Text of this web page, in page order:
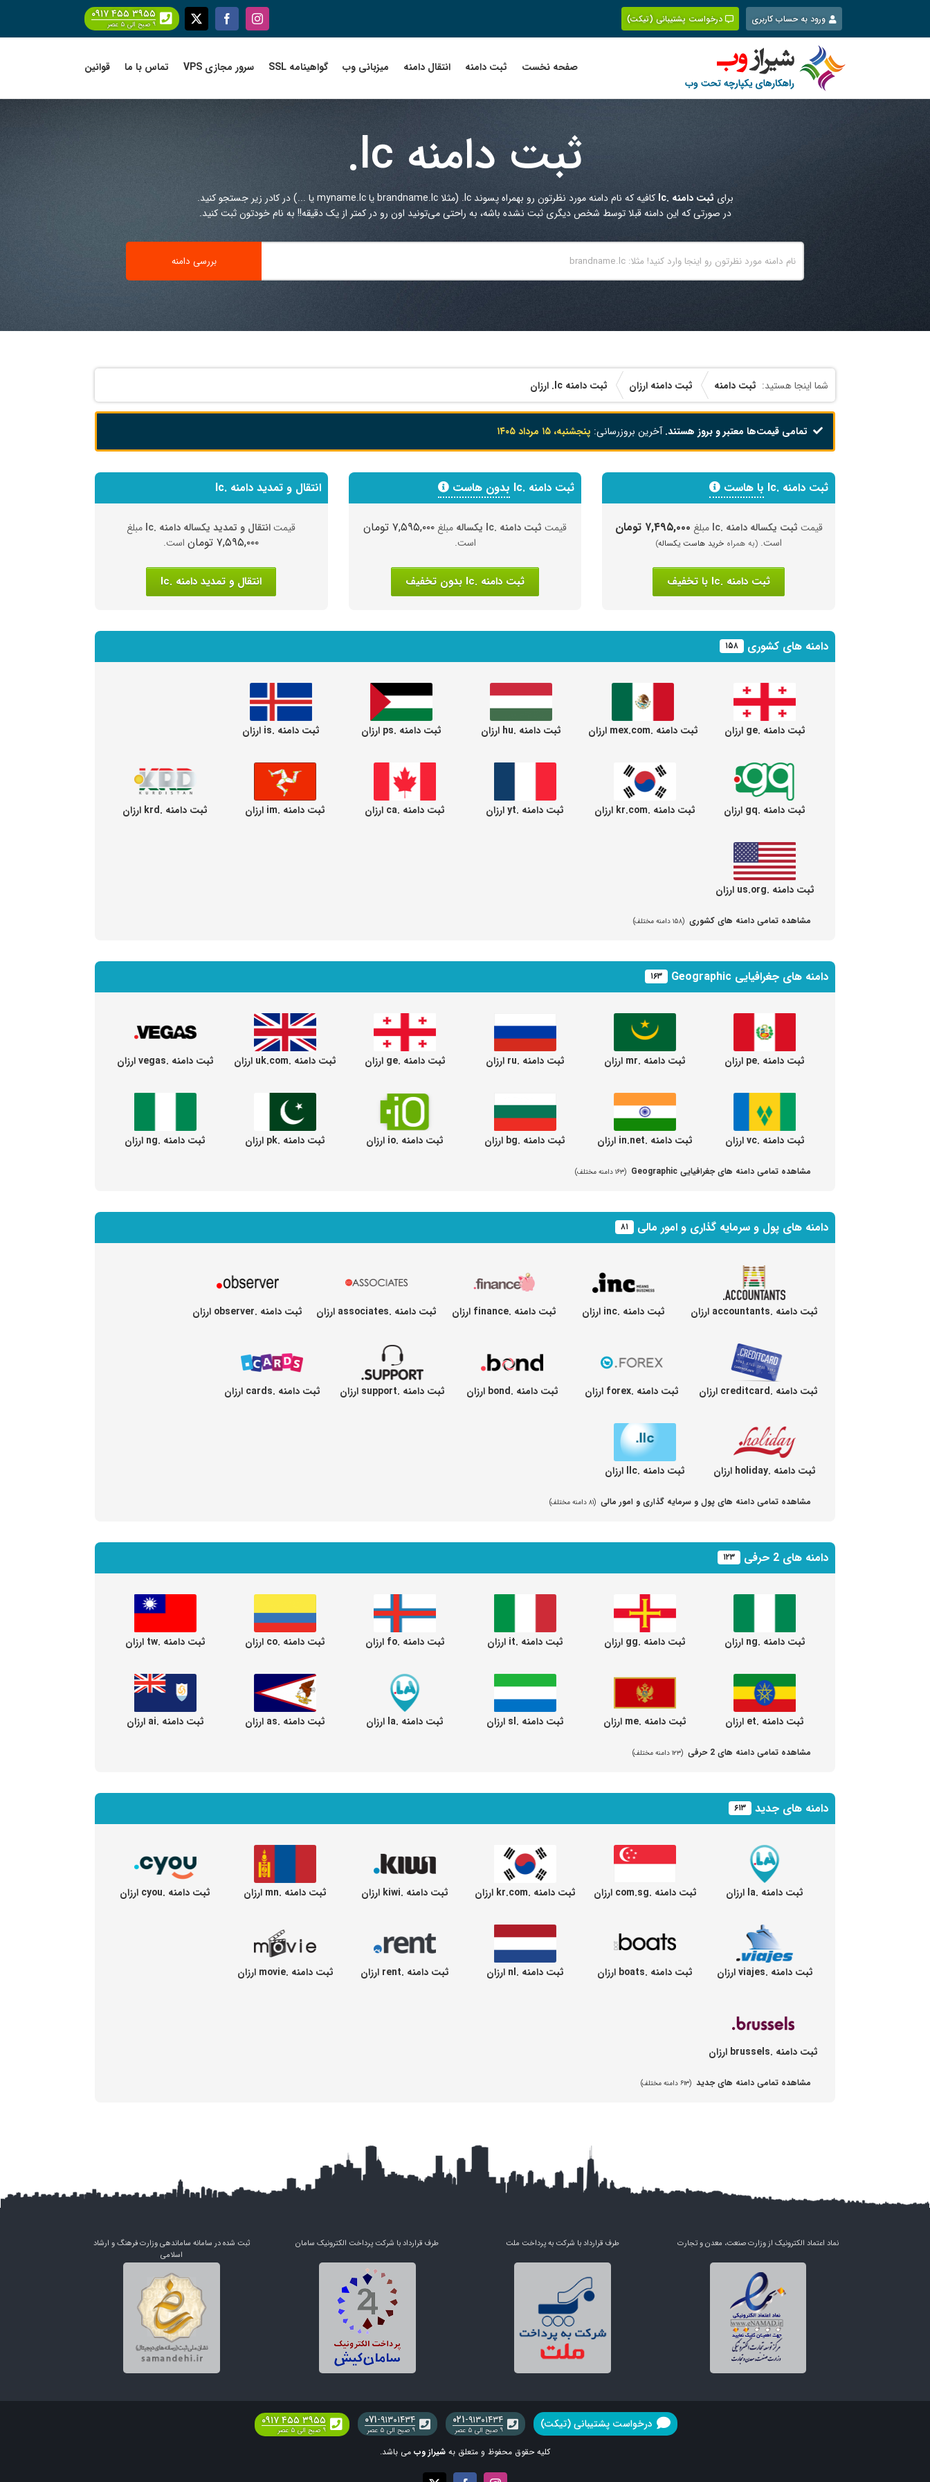
content
ورود به حساب کاربری درخواست پشتیبانی (تیکت) Instagram
Facebook
X ۰۹۱۷ ۴۵۵ ۳۹۵۵
۹ صبح الی ۵ عصر
صفحه نخست ثبت دامنه انتقال دامنه میزبانی وب گواهینامه SSL سرور مجازی VPS تماس با ما قوانین
ثبت دامنه .lc
برای ثبت دامنه .lc کافیه که نام دامنه مورد نظرتون رو بهمراه پسوند.lc (مثلا brandname.lc یا myname.lc یا ...) در کادر زیر جستجو کنید.
در صورتی که این دامنه قبلا توسط شخص دیگری ثبت نشده باشه، به راحتی می‌تونید اون رو در کمتر از یک دقیقه!! به نام خودتون ثبت کنید.
ثبت دامنه ثبت دامنه ارزان ثبت دامنه .lc ارزان
تمامی قیمت‌ها معتبر و بروز هستند.آخرین بروزرسانی: پنجشنبه، ۱۵ مرداد ۱۴۰۵
ثبت دامنه .lc با هاست
قیمت ثبت یکساله دامنه .lc مبلغ ۷,۴۹۵,۰۰۰ تومان
است. (به همراه خرید هاست یکساله)
ثبت دامنه .lc با تخفیف
ثبت دامنه .lc بدون هاست
قیمت ثبت دامنه .lc یکساله مبلغ ۷,۵۹۵,۰۰۰ تومان
است.
ثبت دامنه .lc بدون تخفیف
انتقال و تمدید دامنه .lc
قیمتانتقال و تمدید یکساله دامنه .lc مبلغ
۷,۵۹۵,۰۰۰ تومان است.
انتقال و تمدید دامنه .lc
دامنه های کشوری ۱۵۸
ثبت دامنه .ge ارزان ثبت دامنه .mex.com ارزان ثبت دامنه .hu ارزان ثبت دامنه .ps ارزان ثبت دامنه .is ارزان
ثبت دامنه .gq ارزان ثبت دامنه .kr.com ارزان ثبت دامنه .yt ارزان ثبت دامنه .ca ارزان ثبت دامنه .im ارزان ثبت دامنه .krd ارزان
ثبت دامنه .us.org ارزان
مشاهده تمامی دامنه های کشوری (۱۵۸ دامنه مختلف)
دامنه های جغرافیایی Geographic ۱۶۳
ثبت دامنه .pe ارزان ثبت دامنه .mr ارزان ثبت دامنه .ru ارزان ثبت دامنه .ge ارزان ثبت دامنه .uk.com ارزان ثبت دامنه .vegas ارزان
ثبت دامنه .vc ارزان ثبت دامنه .in.net ارزان ثبت دامنه .bg ارزان ثبت دامنه .io ارزان ثبت دامنه .pk ارزان ثبت دامنه .ng ارزان
مشاهده تمامی دامنه های جغرافیایی Geographic (۱۶۳ دامنه مختلف)
دامنه های پول و سرمایه گذاری و امور مالی ۸۱
ثبت دامنه .accountants ارزان ثبت دامنه .inc ارزان ثبت دامنه .finance ارزان ثبت دامنه .associates ارزان ثبت دامنه .observer ارزان
ثبت دامنه .creditcard ارزان ثبت دامنه .forex ارزان ثبت دامنه .bond ارزان ثبت دامنه .support ارزان ثبت دامنه .cards ارزان
ثبت دامنه .holiday ارزان ثبت دامنه .llc ارزان
مشاهده تمامی دامنه های پول و سرمایه گذاری و امور مالی (۸۱ دامنه مختلف)
دامنه های 2 حرفی ۱۲۳
ثبت دامنه .ng ارزان ثبت دامنه .gg ارزان ثبت دامنه .it ارزان ثبت دامنه .fo ارزان ثبت دامنه .co ارزان ثبت دامنه .tw ارزان
ثبت دامنه .et ارزان ثبت دامنه .me ارزان ثبت دامنه .sl ارزان ثبت دامنه .la ارزان ثبت دامنه .as ارزان ثبت دامنه .ai ارزان
مشاهده تمامی دامنه های 2 حرفی (۱۲۳ دامنه مختلف)
دامنه های جدید ۶۱۳
ثبت دامنه .la ارزان ثبت دامنه .com.sg ارزان ثبت دامنه .kr.com ارزان ثبت دامنه .kiwi ارزان ثبت دامنه .mn ارزان ثبت دامنه .cyou ارزان
ثبت دامنه .viajes ارزان ثبت دامنه .boats ارزان ثبت دامنه .nl ارزان ثبت دامنه .rent ارزان ثبت دامنه .movie ارزان
ثبت دامنه .brussels ارزان
مشاهده تمامی دامنه های جدید (۶۱۳ دامنه مختلف)
نماد اعتماد الکترونیک از وزارت صنعت، معدن و تجارت طرف قرارداد با شرکت به پرداخت ملت طرف قرارداد با شرکت پرداخت الکترونیک سامان
ثبت شده در سامانه ساماندهی وزارت فرهنگ و ارشاد
اسلامی
درخواست پشتیبانی (تیکت) ۰۲۱-۹۱۳۰۱۴۳۴
۹ صبح الی ۵ عصر
۰۷۱-۹۱۳۰۱۴۳۴
۹ صبح الی ۵ عصر
۰۹۱۷ ۴۵۵ ۳۹۵۵
۹ صبح الی ۵ عصر
کلیه حقوق محفوظ و متعلق به شیراز وب می باشد.